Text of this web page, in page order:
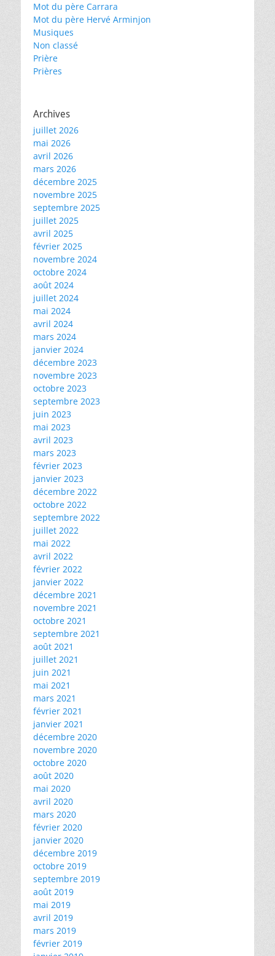
Mot du père Carrara
Mot du père Hervé Arminjon
Musiques
Non classé
Prière
Prières
Archives
juillet 2026
mai 2026
avril 2026
mars 2026
décembre 2025
novembre 2025
septembre 2025
juillet 2025
avril 2025
février 2025
novembre 2024
octobre 2024
août 2024
juillet 2024
mai 2024
avril 2024
mars 2024
janvier 2024
décembre 2023
novembre 2023
octobre 2023
septembre 2023
juin 2023
mai 2023
avril 2023
mars 2023
février 2023
janvier 2023
décembre 2022
octobre 2022
septembre 2022
juillet 2022
mai 2022
avril 2022
février 2022
janvier 2022
décembre 2021
novembre 2021
octobre 2021
septembre 2021
août 2021
juillet 2021
juin 2021
mai 2021
mars 2021
février 2021
janvier 2021
décembre 2020
novembre 2020
octobre 2020
août 2020
mai 2020
avril 2020
mars 2020
février 2020
janvier 2020
décembre 2019
octobre 2019
septembre 2019
août 2019
mai 2019
avril 2019
mars 2019
février 2019